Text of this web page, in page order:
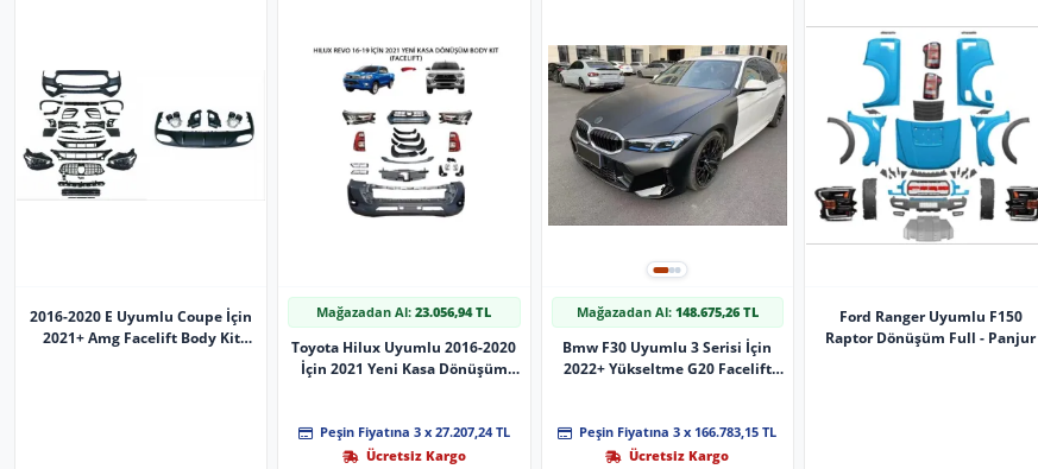
2016-2020 E Uyumlu Coupe İçin
2021+ Amg Facelift Body Kit
Mağazadan Al:23.056,94 TL
Toyota Hilux Uyumlu 2016-2020
İçin 2021 Yeni Kasa Dönüşüm
Peşin Fiyatına 3 x 27.207,24 TL
Ücretsiz Kargo
Mağazadan Al: 148.675,26 TL
Bmw F30 Uyumlu 3 Serisi İçin
2022+ Yükseltme G20 Facelift
Peşin Fiyatına 3 x 166.783,15 TL
Ücretsiz Kargo
Ford Ranger Uyumlu F150
Raptor Dönüşüm Full - Panjur